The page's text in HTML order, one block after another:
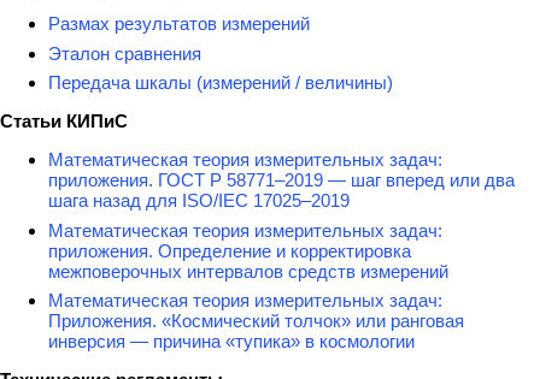
Размах результатов измерений
Эталон сравнения
Передача шкалы (измерений / величины)
Статьи КИПиС
Математическая теория измерительных задач:
приложения. ГОСТ Р 58771–2019 — шаг вперед или два
шага назад для ISO/IEC 17025–2019
Математическая теория измерительных задач:
приложения. Определение и корректировка
межповерочных интервалов средств измерений
Математическая теория измерительных задач:
Приложения. «Космический толчок» или ранговая
инверсия — причина «тупика» в космологии